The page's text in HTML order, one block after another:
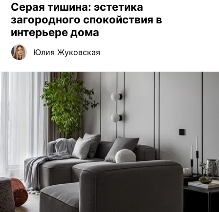
Серая тишина: эстетика
загородного спокойствия в
интерьере дома
Юлия Жуковская